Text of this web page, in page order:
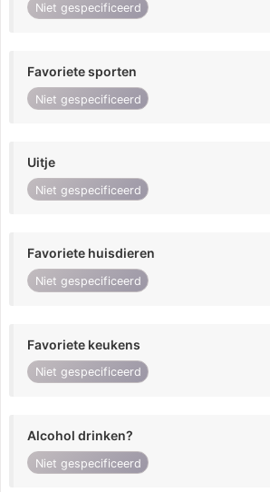
Niet gespecificeerd
Favoriete sporten
Niet gespecificeerd
Uitje
Niet gespecificeerd
Favoriete huisdieren
Niet gespecificeerd
Favoriete keukens
Niet gespecificeerd
Alcohol drinken?
Niet gespecificeerd